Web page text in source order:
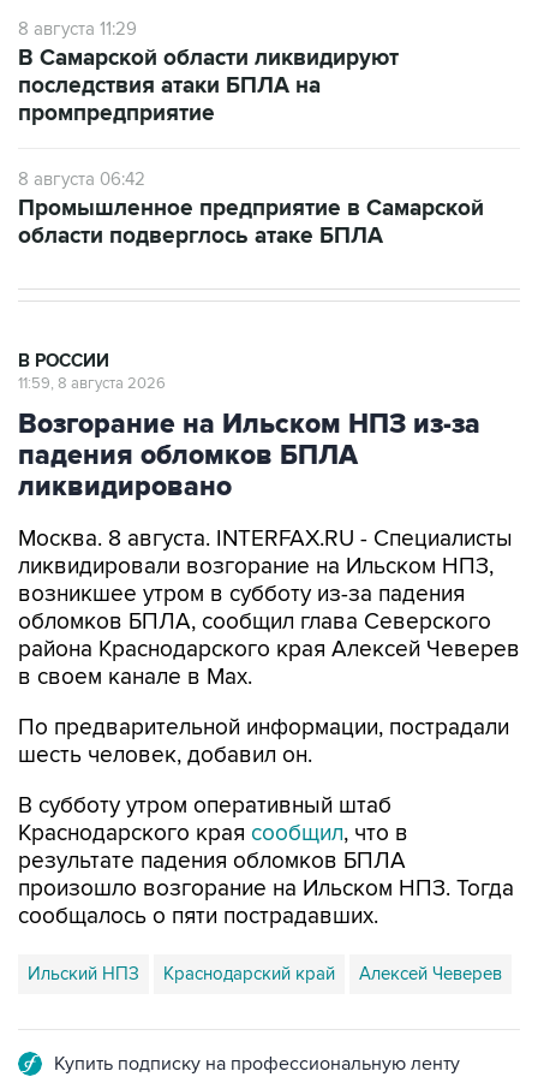
8 августа 11:29
В Самарской области ликвидируют
последствия атаки БПЛА на
промпредприятие
8 августа 06:42
Промышленное предприятие в Самарской
области подверглось атаке БПЛА
В РОССИИ
11:59, 8 августа 2026
Возгорание на Ильском НПЗ из-за
падения обломков БПЛА
ликвидировано
Москва. 8 августа. INTERFAX.RU - Специалисты
ликвидировали возгорание на Ильском НПЗ,
возникшее утром в субботу из-за падения
обломков БПЛА, сообщил глава Северского
района Краснодарского края Алексей Чеверев
в своем канале в Max.
По предварительной информации, пострадали
шесть человек, добавил он.
В субботу утром оперативный штаб
Краснодарского края сообщил, что в
результате падения обломков БПЛА
произошло возгорание на Ильском НПЗ. Тогда
сообщалось о пяти пострадавших.
Ильский НПЗ Краснодарский край Алексей Чеверев
Купить подписку на профессиональную ленту